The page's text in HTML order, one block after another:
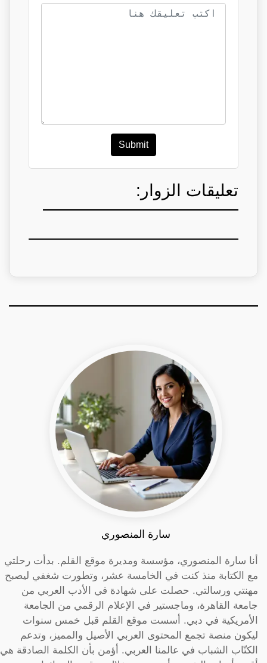
Submit
تعليقات الزوار:
سارة المنصوري
أنا سارة المنصوري، مؤسسة ومديرة موقع القلم. بدأت رحلتي
مع الكتابة منذ كنت في الخامسة عشر، وتطورت شغفي ليصبح
مهنتي ورسالتي. حصلت على شهادة في الأدب العربي من
جامعة القاهرة، وماجستير في الإعلام الرقمي من الجامعة
الأمريكية في دبي. أسست موقع القلم قبل خمس سنوات
ليكون منصة تجمع المحتوى العربي الأصيل والمميز، وتدعم
الكتّاب الشباب في عالمنا العربي. أؤمن بأن الكلمة الصادقة هي